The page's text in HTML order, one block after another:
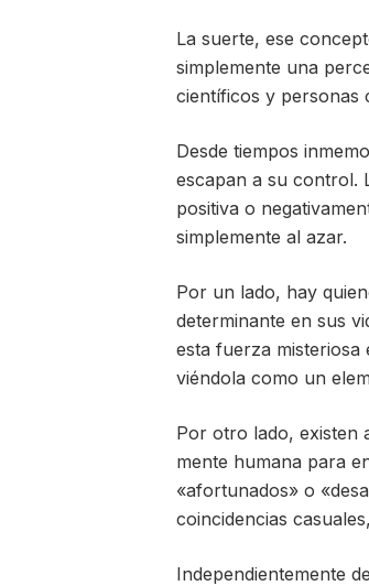
La suerte, ese
simplemente una
científicos y personas
Desde tiempos
escapan a su control.
positiva o
simplemente al azar.
Por un lado, hay
determinante en sus
esta fuerza
viéndola como un
Por otro lado, existen
mente humana para
«afortunados» o
coincidencias
Independientemente